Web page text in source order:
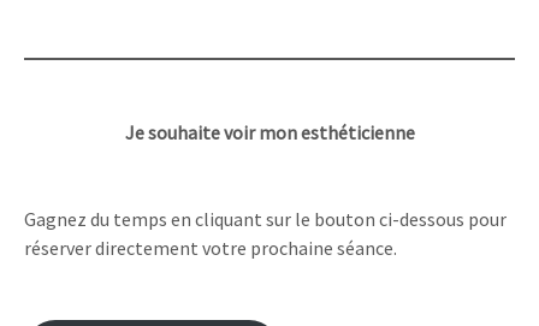
Je souhaite voir mon esthéticienne
Gagnez du temps en cliquant sur le bouton ci-dessous pour
réserver directement votre prochaine séance.